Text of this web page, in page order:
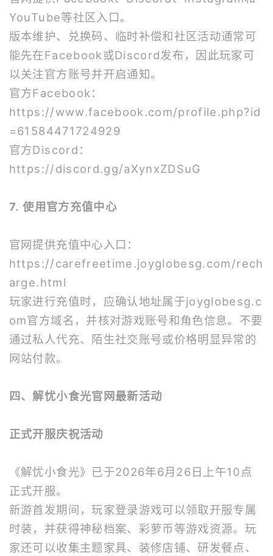
YouTube等社区入口。
版本维护、兑换码、临时补偿和社区活动通常可
能先在Facebook或Discord发布，因此玩家可
以关注官方账号并开启通知。
官方Facebook：
https://www.facebook.com/profile.php?id
=61584471724929
官方Discord：
https://discord.gg/aXynxZDSuG
7. 使用官方充值中心
官网提供充值中心入口：
https://carefreetime.joyglobesg.com/rech
arge.html
玩家进行充值时，应确认地址属于joyglobesg.c
om官方域名，并核对游戏账号和角色信息。不要
通过私人代充、陌生社交账号或价格明显异常的
网站付款。
四、解忧小食光官网最新活动
正式开服庆祝活动
《解忧小食光》已于2026年6月26日上午10点
正式开服。
新游首发期间，玩家登录游戏可以领取开服专属
时装，并获得神秘档案、彩萝币等游戏资源。玩
家还可以收集主题家具、装修店铺、研发餐点、